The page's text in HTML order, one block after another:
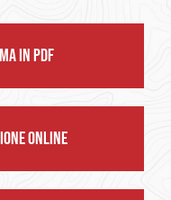
IN PDF
ONLINE